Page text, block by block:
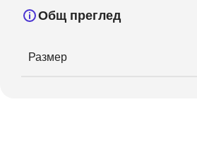
Общ преглед
Размер